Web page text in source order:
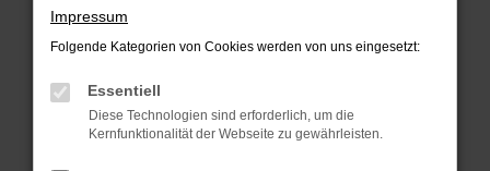
Internetverbindung.
Laden andere Webseiten, zum Beispiel deine
Manche Erweiterungen, wie Werbeblocker,
Impressum
Folgende Kategorien von Cookies werden von uns eingesetzt:
Essentiell
Diese Technologien sind erforderlich, um die
Kernfunktionalität der Webseite zu gewährleisten.